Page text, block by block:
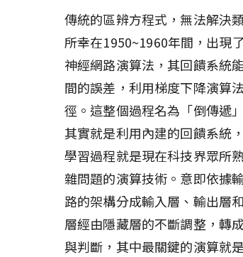
傳統的區辨方程式，無法解決
所幸在1950~1960年間，出現
神經網路演算法，其回饋系統
間的誤差，利用梯度下降演算
徑。這整個過程名為「倒傳遞
其實就是利用內建的回饋系統
學習過程就是現在科技界眾所
雜問題的演算技術。意即依據
路的架構分成輸入層、輸出層
層經由隱藏層的不斷調整，轉
與判斷，其中最關鍵的演算就